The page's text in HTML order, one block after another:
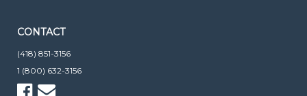
CONTACT
(418) 851-3156
1 (800) 632-3156